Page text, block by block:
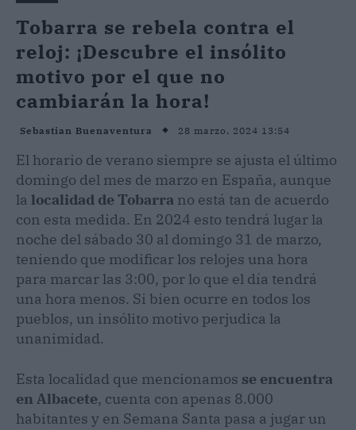
Tobarra se rebela contra el
reloj: ¡Descubre el insólito
motivo por el que no
cambiarán la hora!
Sebastian Buenaventura 28 marzo, 2024 13:54
El horario de verano siempre se ajusta el último
domingo del mes de marzo en España, aunque
la localidad de Tobarra no está tan de acuerdo
con esta medida. En 2024 esto tendrá lugar la
noche del sábado 30 al domingo 31 de marzo,
teniendo que modificar los relojes una hora
para marcar las 3:00, por lo que el día tendrá
una hora menos. Si bien ocurre en todos los
pueblos, un insólito motivo perjudica la
unanimidad.
Esta localidad que mencionamos se encuentra
en Albacete, cuenta con apenas 8.000
habitantes y en Semana Santa pasa a jugar un